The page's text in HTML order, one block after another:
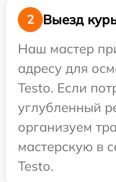
2
Выезд
Наш мастер
адресу для
Testo. Если
углубленный
организуем
мастерскую в
Testo.